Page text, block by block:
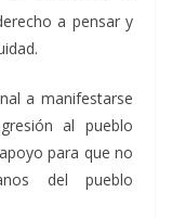
a pensar y
a manifestarse
al pueblo
para que no
del pueblo